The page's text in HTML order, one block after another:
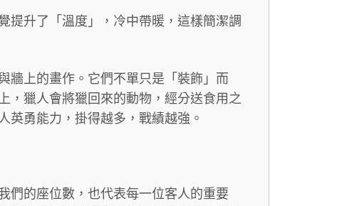
提升了「溫度」，冷中帶暖，這樣簡潔調
牆上的畫作。它們不單只是「裝飾」而
，獵人會將獵回來的動物，經分送食用之
英勇能力，掛得越多，戰績越強。
們的座位數，也代表每一位客人的重要